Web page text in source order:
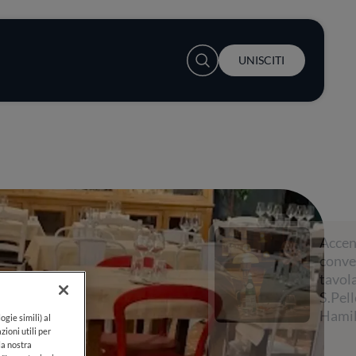
User account menu
UNISCITI
Accendi la
conversazione a
tavola con
S.Pellegrino e Lewis
Hamilton
simili) al
utili per
nostra